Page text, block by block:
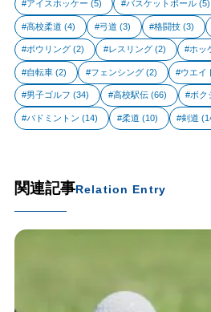
アイスホッケー (5) バスケットボール(5)
高校柔道 (4) 弓道 (3) 格闘技 (3)
ボウリング (2) レスリング(2) ホッ
自転車 (2) フェンシング(2) ウエイ
男子ゴルフ (34) 高校駅伝(66) ボク
バドミントン (14) 柔道 (10) 剣道
関連記事Relation Entry